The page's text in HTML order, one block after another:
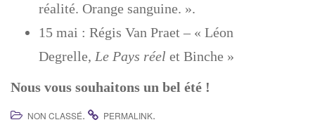
réalité. Orange sanguine. ».
15 mai : Régis Van Praet – « Léon
Degrelle, Le Pays réel et Binche »
Nous vous souhaitons un bel été !
NON CLASSÉ. PERMALINK.